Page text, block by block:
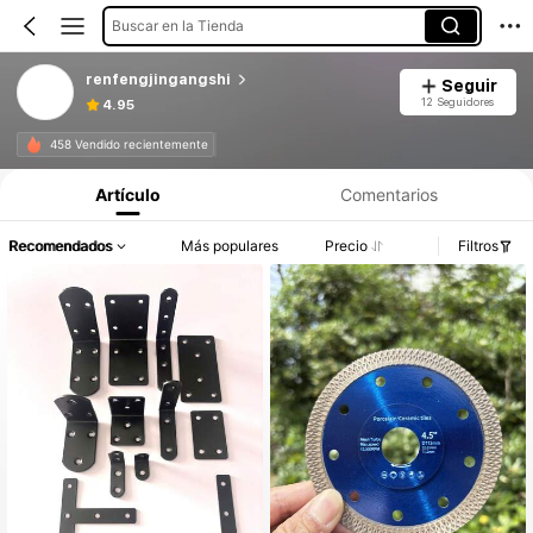
Buscar en la Tienda
renfengjingangshi
4.95
Seguir
12 Seguidores
458 Vendido recientemente
Artículo Comentarios
Recomendados Más populares Precio Filtros